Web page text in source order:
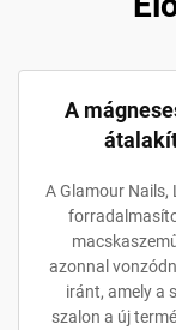
A
A Glamour
azonnal
iránt, amely a
szalon a új